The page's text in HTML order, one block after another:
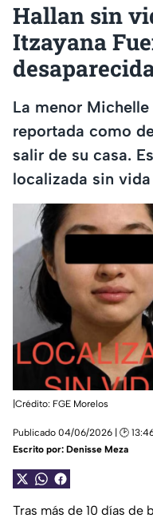
Hallan sin
Itzayana
La menor
reportada como
salir de su casa.
localizada sin
|Crédito: FGE Morelos
Publicado 04/06/2026 | 🕑
Escrito por: Denisse Meza
Tras más de 10 días de